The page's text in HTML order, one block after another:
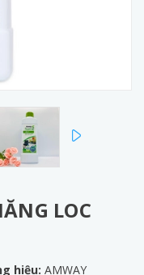
LOC
hiệu: AMWAY